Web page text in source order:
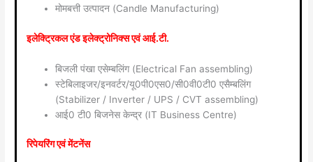
मोमबत्ती उत्पादन (Candle Manufacturing)
इलेक्ट्रिकल एंड इलेक्ट्रोनिक्स एवं आई.टी.
बिजली पंखा एसेम्बलिंग (Electrical Fan assembling)
स्टेबिलाइजर/इनवर्टर/यू0पी0एस0/सी0वी0टी0 एसैम्बलिंग
(Stabilizer / Inverter / UPS / CVT assembling)
आई0 टी0 बिजनेस केन्द्र (IT Business Centre)
रिपेयरिंग एवं मेंटनेंस